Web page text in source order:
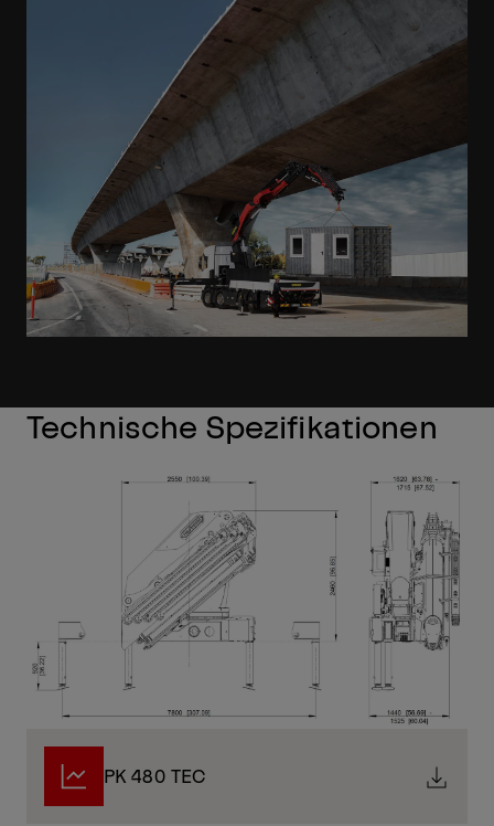
Technische Spezifikationen
PK 480 TEC